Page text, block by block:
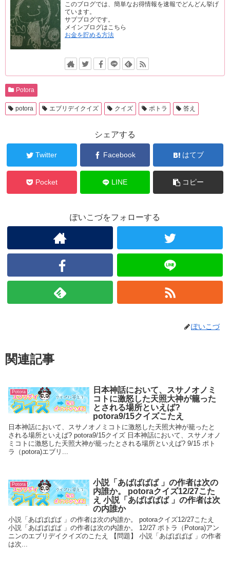
このブログでは、簡単なお得情報を速報でどんどん挙げ
ています。
サブブログです。
メインブログはこちら
お金を貯める方法
Potora
potora エブリデイクイズ クイズ ポトラ 答え
シェアする
Twitter Facebook はてブ
Pocket LINE コピー
ぽいこづをフォローする
ぽいこづ
関連記事
Potora
日本神話において、スサノオノミ
コトに激怒した天照大神が籠った
とされる場所といえば?
potora9/15クイズこたえ
日本神話において、スサノオノミコトに激怒した天照大神が籠ったと
される場所といえば? potora9/15クイズ 日本神話において、スサノオノ
ミコトに激怒した天照大神が籠ったとされる場所といえば? 9/15 ポト
ラ（potora)エブリ...
Potora
小説「あばばばば 」の作者は次の
内誰か。 potoraクイズ12/27こた
え 小説「あばばばば 」の作者は次
の内誰か
小説「あばばばば 」の作者は次の内誰か。 potoraクイズ12/27こたえ
小説「あばばばば 」の作者は次の内誰か。 12/27 ポトラ（Potora)アン
ニンのエブリデイクイズのこたえ 【問題】 小説「あばばばば 」の作者
は次...